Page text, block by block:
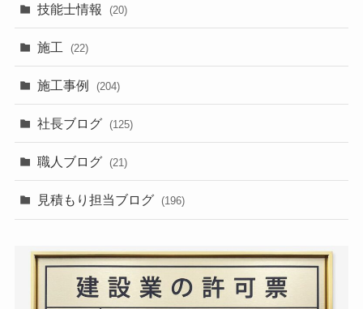
技能士情報 (20)
施工 (22)
施工事例 (204)
社長ブログ (125)
職人ブログ (21)
見積もり担当ブログ (196)